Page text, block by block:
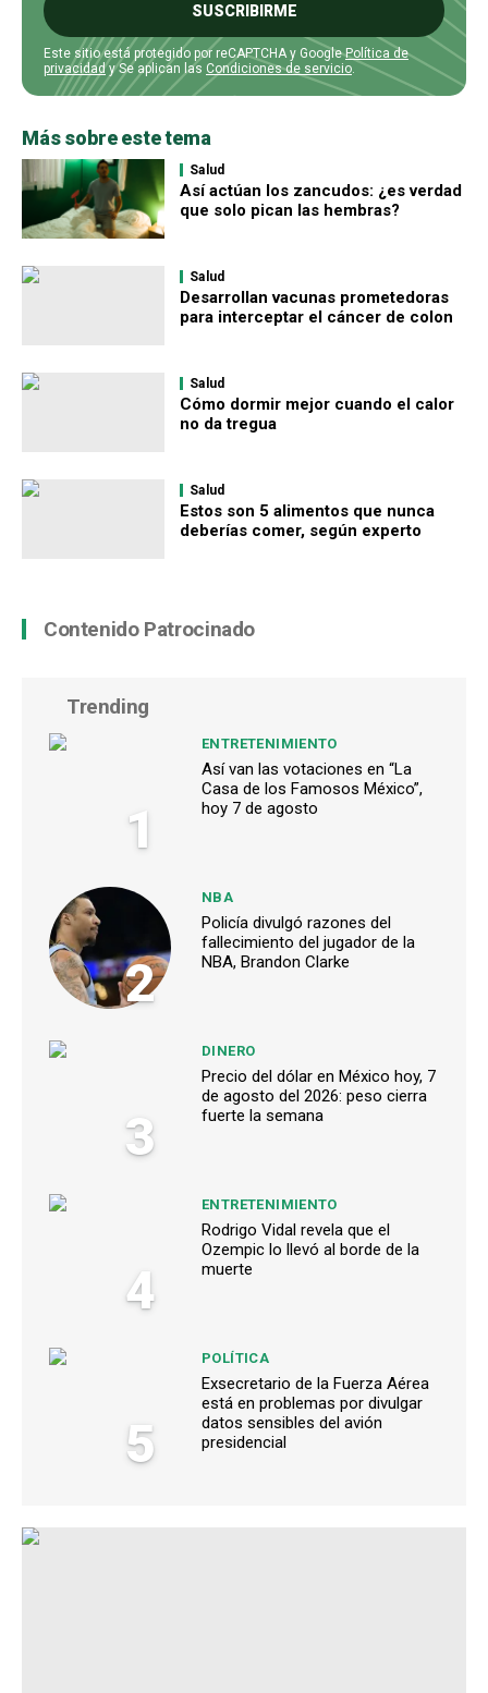
SUSCRIBIRME
Este sitio está protegido por reCAPTCHA y GooglePolítica de
privacidady Se aplican las Condiciones de servicio.
Más sobre este tema
Salud
Así actúan los zancudos: ¿es verdad
que solo pican las hembras?
Salud
Desarrollan vacunas prometedoras
para interceptar el cáncer de colon
Salud
Cómo dormir mejor cuando el calor
no da tregua
Salud
Estos son 5 alimentos que nunca
deberías comer, según experto
Contenido Patrocinado
Trending
1
ENTRETENIMIENTO
Así van las votaciones en “La
Casa de los Famosos México”,
hoy 7 de agosto
2
NBA
Policía divulgó razones del
fallecimiento del jugador de la
NBA, Brandon Clarke
3
DINERO
Precio del dólar en México hoy, 7
de agosto del 2026: peso cierra
fuerte la semana
4
ENTRETENIMIENTO
Rodrigo Vidal revela que el
Ozempic lo llevó al borde de la
muerte
5
POLÍTICA
Exsecretario de la Fuerza Aérea
está en problemas por divulgar
datos sensibles del avión
presidencial